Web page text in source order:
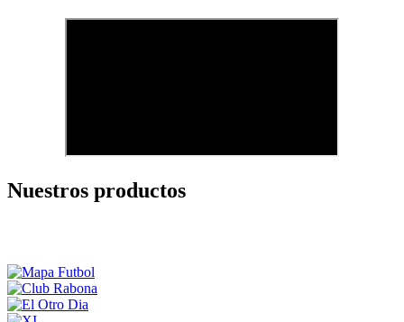
Nuestros productos